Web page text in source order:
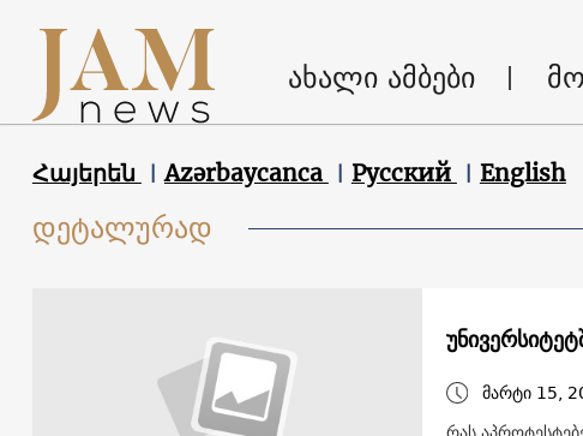
ახალი ამბები
Հայերեն Azərbaycanca Русский English
დეტალურად
მარტი 15,